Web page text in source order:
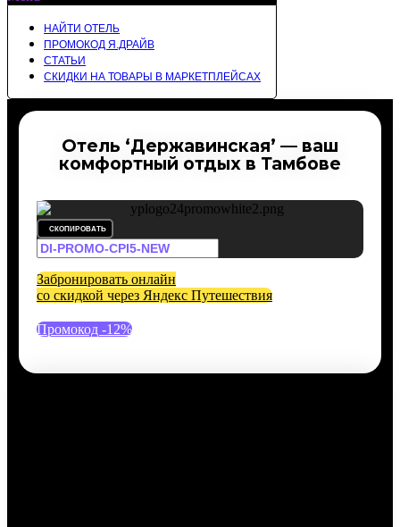
НАЙТИ ОТЕЛЬ
ПРОМОКОД Я.ДРАЙВ
СТАТЬИ
СКИДКИ НА ТОВАРЫ В МАРКЕТПЛЕЙСАХ
Отель ‘Державинская’ — ваш
комфортный отдых в Тамбове
СКОПИРОВАТЬ
Забронировать онлайн
со скидкой через Яндекс Путешествия
Промокод -12%